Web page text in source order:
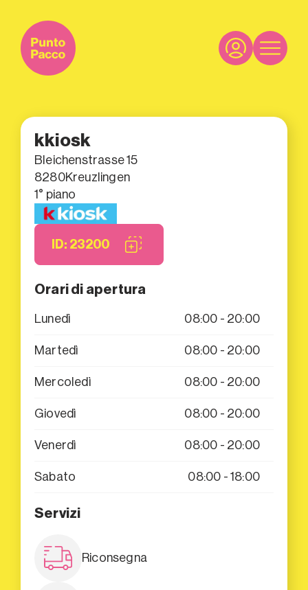
kkiosk
Bleichenstrasse 15
8280Kreuzlingen
1° piano
ID: 23200
Orari di apertura
Lunedì 08:00 - 20:00
Martedì 08:00 - 20:00
Mercoledì 08:00 - 20:00
Giovedì 08:00 - 20:00
Venerdì 08:00 - 20:00
Sabato 08:00 - 18:00
Servizi
Riconsegna